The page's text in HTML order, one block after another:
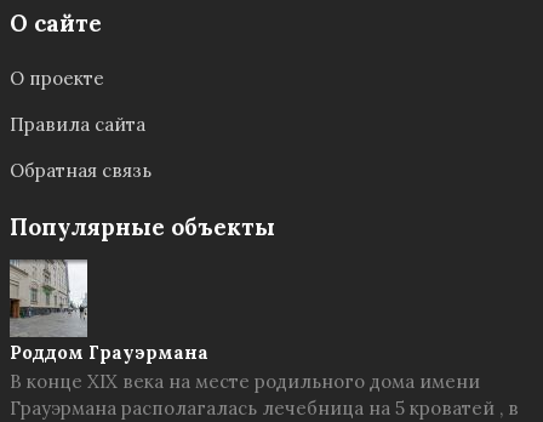
О сайте
О проекте
Правила сайта
Обратная связь
Популярные объекты
Роддом Грауэрмана
В конце XIX века на месте родильного дома имени
Грауэрмана располагалась лечебница на 5 кроватей , в